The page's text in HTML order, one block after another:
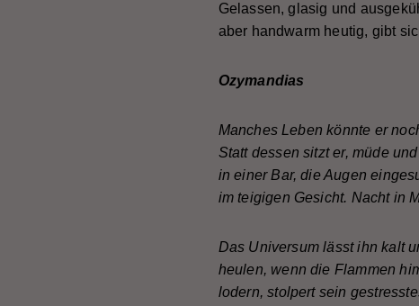
Gelassen, glasig und
aber handwarm heutig, gibt
Ozymandias
Manches Leben könnte er
Statt dessen sitzt er, müde
in einer Bar, die Augen
im teigigen Gesicht. Nacht in
Das Universum lässt ihn kalt
heulen, wenn die Flammen
lodern, stolpert sein